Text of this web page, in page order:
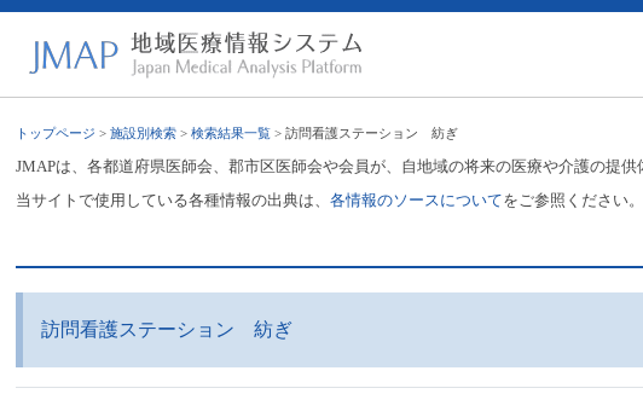
トップページ >施設別検索 >検索結果一覧 > 訪問看護ステーション 紡ぎ
JMAPは、各都道府県医師会、郡市区医師会や会員が、自地域の将来の医療や介護の提
当サイトで使用している各種情報の出典は、各情報のソースについてをご参照ください。
訪問看護ステーション 紡ぎ